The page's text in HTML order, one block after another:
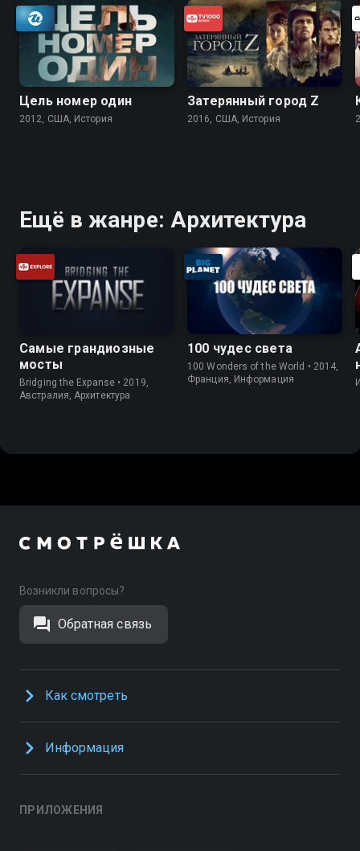
Цель номер один
2012, США, История
Затерянный город Z
2016, США, История
Ещё в жанре: Архитектура
Самые грандиозные
мосты
Bridging the Expanse • 2019,
Австралия, Архитектура
100 чудес света
100 Wonders of the World • 2014,
Франция, Информация
Возникли вопросы?
Обратная связь
Как смотреть
Информация
ПРИЛОЖЕНИЯ